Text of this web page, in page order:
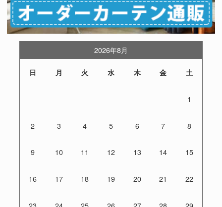
2026年8月
日 月 火 水 木 金 土
1
2 3 4 5 6 7 8
9 10 11 12 13 14 15
16 17 18 19 20 21 22